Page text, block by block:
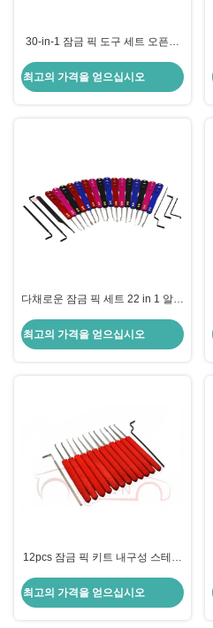
30-in-1 잠금 픽 도구 세트 오픈어
최고의 가격을 얻으십시오
다채로운 잠금 픽 세트 22 in 1 알루
잠금공 도구
최고의 가격을 얻으십시오
12pcs 잠금 픽 키트 내구성 스테인
조작 잠금공 및 열광가에게 이상적
최고의 가격을 얻으십시오